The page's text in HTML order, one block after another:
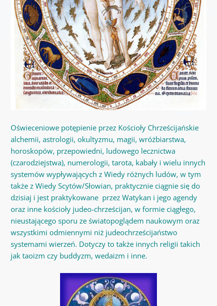
Oświeceniowe potępienie przez Kościoły Chrześcijańskie
alchemii, astrologii, okultyzmu, magii, wróżbiarstwa,
horoskopów, przepowiedni, ludowego lecznictwa
(czarodziejstwa), numerologii, tarota, kabały i wielu innych
systemów wypływających z Wiedy różnych ludów, w tym
także z Wiedy Scytów/Słowian, praktycznie ciągnie się do
dzisiaj i jest praktykowane przez Watykan i jego agendy
oraz inne kościoły judeo-chrześcijan, w formie ciągłego,
nieustającego sporu ze światopoglądem naukowym oraz
wszystkimi odmiennymi niż judeochrześcijaństwo
systemami wierzeń. Dotyczy to także innych religii takich
jak taoizm czy buddyzm, wedaizm i inne.